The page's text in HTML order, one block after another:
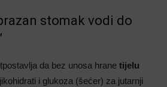
stomak vodi do
da bez unosa hrane tijelu
i glukoza (šećer) za jutarnji